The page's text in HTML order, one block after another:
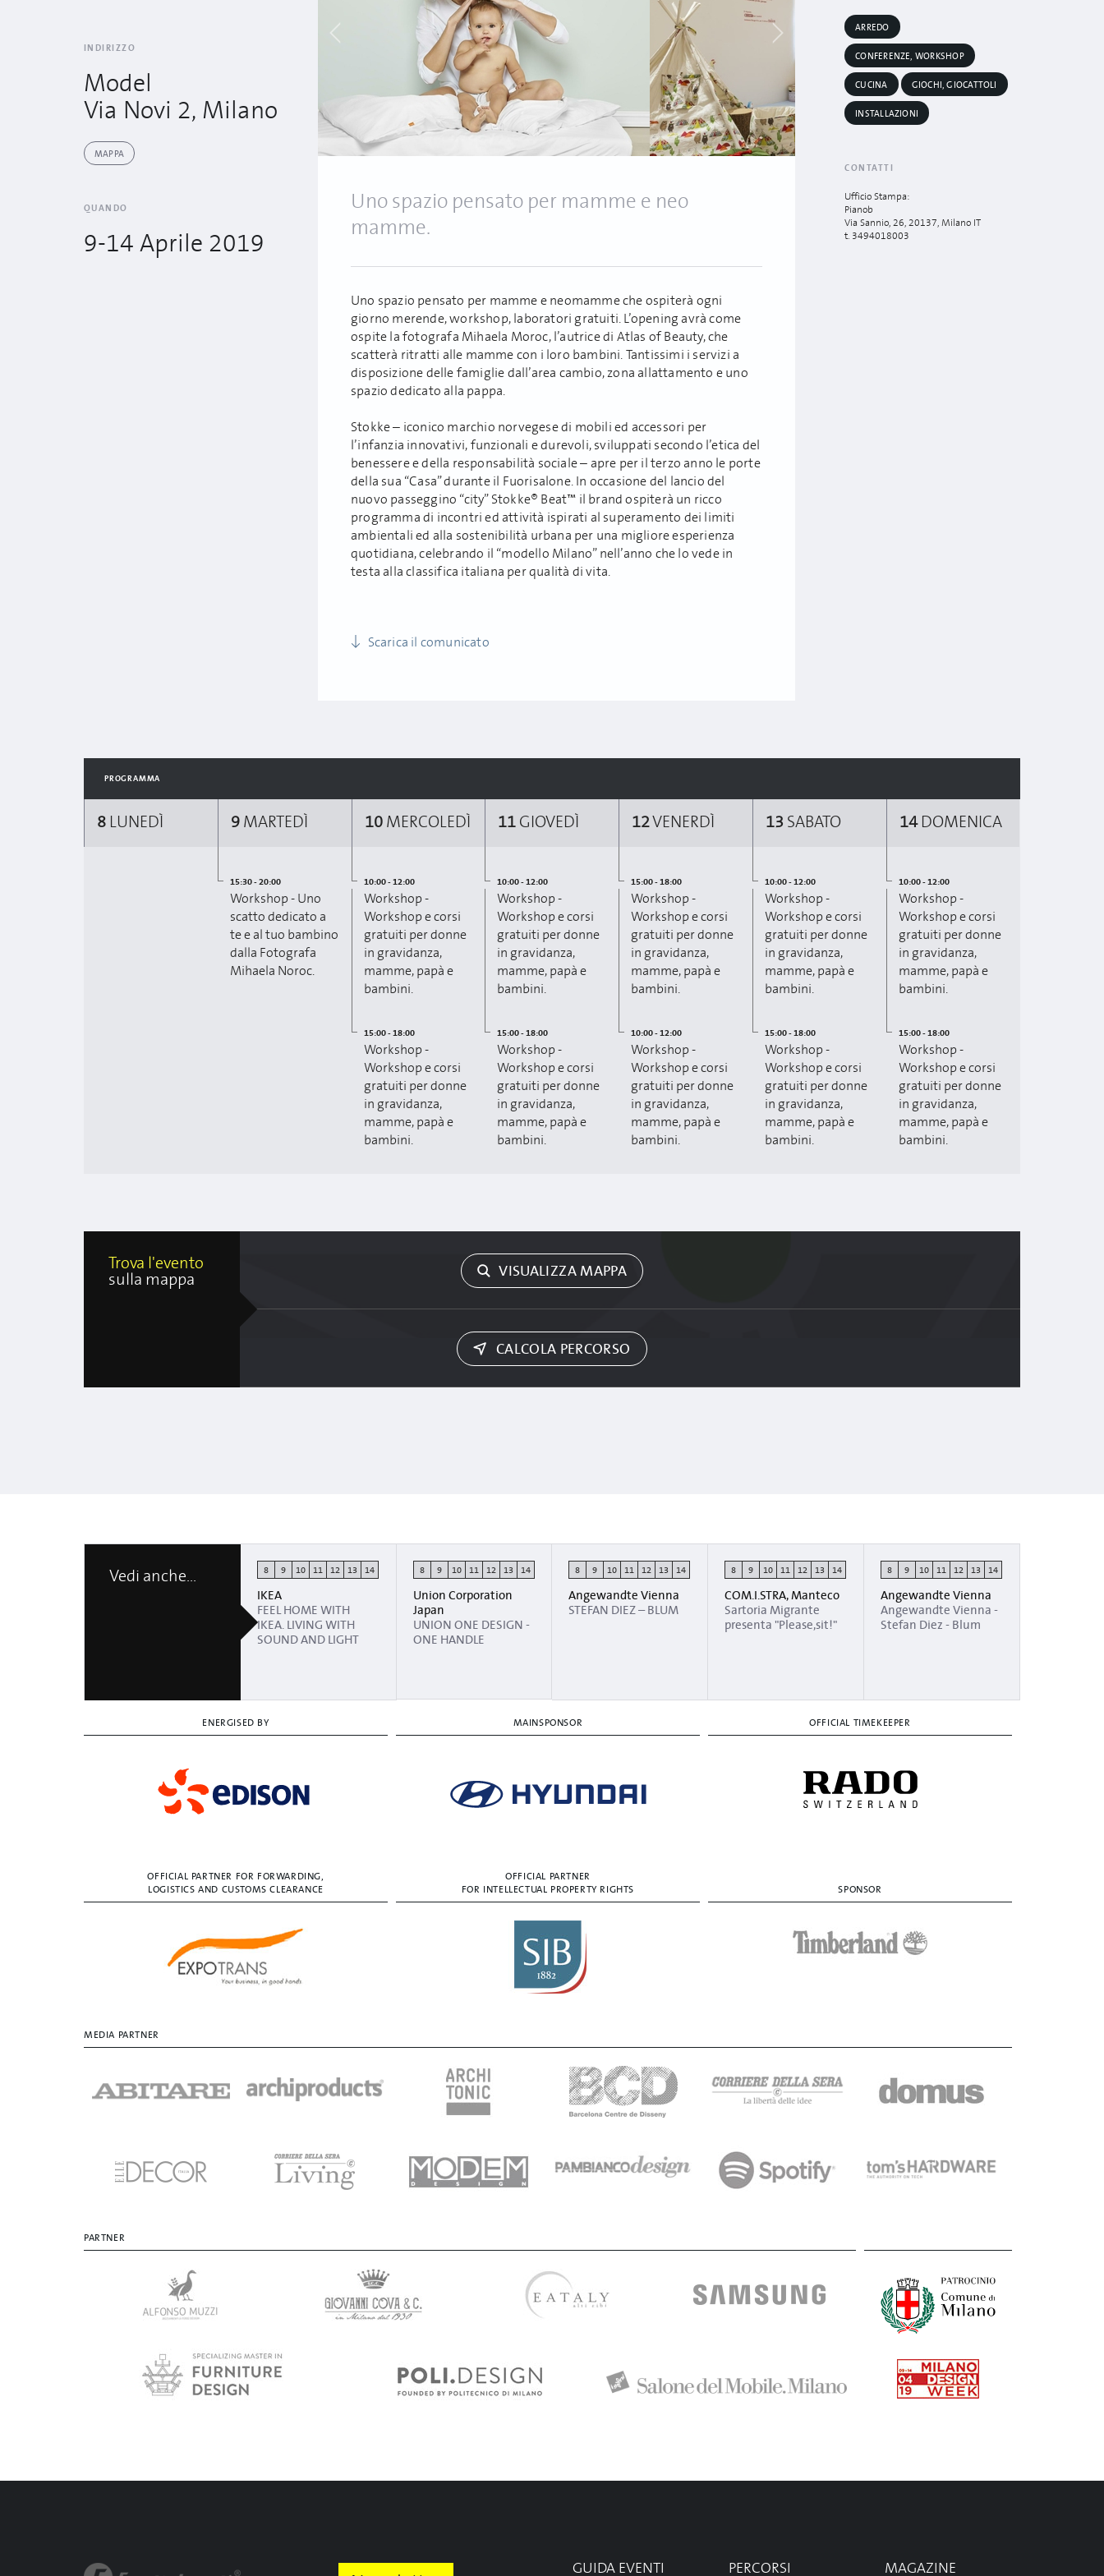
INDIRIZZO
Model
Via Novi 2, Milano
MAPPA
QUANDO
9-14 Aprile 2019
Uno spazio pensato per mamme e neo
mamme.
Uno spazio pensato per mamme e neomamme che ospiterà ogni
giorno merende, workshop, laboratori gratuiti. L’opening avrà come
ospite la fotografa Mihaela Moroc, l’autrice di Atlas of Beauty, che
scatterà ritratti alle mamme con i loro bambini. Tantissimi i servizi a
disposizione delle famiglie dall’area cambio, zona allattamento e uno
spazio dedicato alla pappa.
Stokke – iconico marchio norvegese di mobili ed accessori per
l’infanzia innovativi, funzionali e durevoli, sviluppati secondo l’etica del
benessere e della responsabilità sociale – apre per il terzo anno le porte
della sua “Casa” durante il Fuorisalone. In occasione del lancio del
nuovo passeggino “city” Stokke® Beat™ il brand ospiterà un ricco
programma di incontri ed attività ispirati al superamento dei limiti
ambientali ed alla sostenibilità urbana per una migliore esperienza
quotidiana, celebrando il “modello Milano” nell’anno che lo vede in
testa alla classifica italiana per qualità di vita.
Scarica il comunicato
ARREDO
CONFERENZE, WORKSHOP
CUCINA GIOCHI, GIOCATTOLI
INSTALLAZIONI
CONTATTI
Ufficio Stampa:
Pianob
Via Sannio, 26, 20137, Milano IT
t. 3494018003
PROGRAMMA
8 LUNEDÌ 9MARTEDÌ
15:30 - 20:00
Workshop - Uno
scatto dedicato a
te e al tuo bambino
dalla Fotografa
Mihaela Noroc.
10MERCOLEDÌ
10:00 - 12:00
Workshop -
Workshop e corsi
gratuiti per donne
in gravidanza,
mamme, papà e
bambini.
15:00 - 18:00
Workshop -
Workshop e corsi
gratuiti per donne
in gravidanza,
mamme, papà e
bambini.
11 GIOVEDÌ
10:00 - 12:00
Workshop -
Workshop e corsi
gratuiti per donne
in gravidanza,
mamme, papà e
bambini.
15:00 - 18:00
Workshop -
Workshop e corsi
gratuiti per donne
in gravidanza,
mamme, papà e
bambini.
12VENERDÌ
15:00 - 18:00
Workshop -
Workshop e corsi
gratuiti per donne
in gravidanza,
mamme, papà e
bambini.
10:00 - 12:00
Workshop -
Workshop e corsi
gratuiti per donne
in gravidanza,
mamme, papà e
bambini.
13 SABATO
10:00 - 12:00
Workshop -
Workshop e corsi
gratuiti per donne
in gravidanza,
mamme, papà e
bambini.
15:00 - 18:00
Workshop -
Workshop e corsi
gratuiti per donne
in gravidanza,
mamme, papà e
bambini.
14DOMENICA
10:00 - 12:00
Workshop -
Workshop e corsi
gratuiti per donne
in gravidanza,
mamme, papà e
bambini.
15:00 - 18:00
Workshop -
Workshop e corsi
gratuiti per donne
in gravidanza,
mamme, papà e
bambini.
Trova l'evento
sulla mappa
VISUALIZZA MAPPA
CALCOLA PERCORSO
Vedi anche... 8 9 10 11 12 13 14
IKEA
FEEL HOME WITH
IKEA. LIVING WITH
SOUND AND LIGHT
8 9 10 11 12 13 14
Union Corporation
Japan
UNION ONE DESIGN -
ONE HANDLE
8 9 10 11 12 13 14
Angewandte Vienna
STEFAN DIEZ – BLUM
8 9 10 11 12 13 14
COM.I.STRA, Manteco
Sartoria Migrante
presenta "Please,sit!"
8 9 10 11 12 13 14
Angewandte Vienna
Angewandte Vienna -
Stefan Diez - Blum
ENERGISED BY MAINSPONSOR OFFICIAL TIMEKEEPER
OFFICIAL PARTNER FOR FORWARDING,
LOGISTICS AND CUSTOMS CLEARANCE
OFFICIAL PARTNER
FOR INTELLECTUAL PROPERTY RIGHTS
SPONSOR
MEDIA PARTNER
PARTNER
GUIDA EVENTI PERCORSI MAGAZINE